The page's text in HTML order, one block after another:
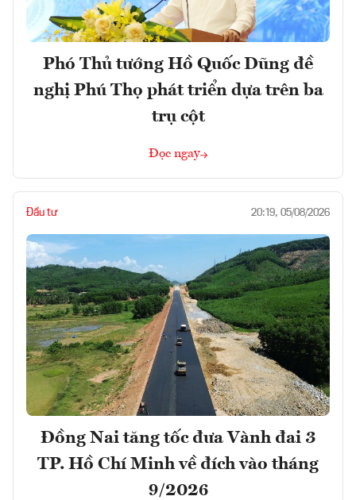
Phó Thủ tướng Hồ Quốc Dũng đề
nghị Phú Thọ phát triển dựa trên ba
trụ cột
Đọc ngay
Đầu tư 20:19, 05/08/2026
Đồng Nai tăng tốc đưa Vành đai 3
TP. Hồ Chí Minh về đích vào tháng
9/2026